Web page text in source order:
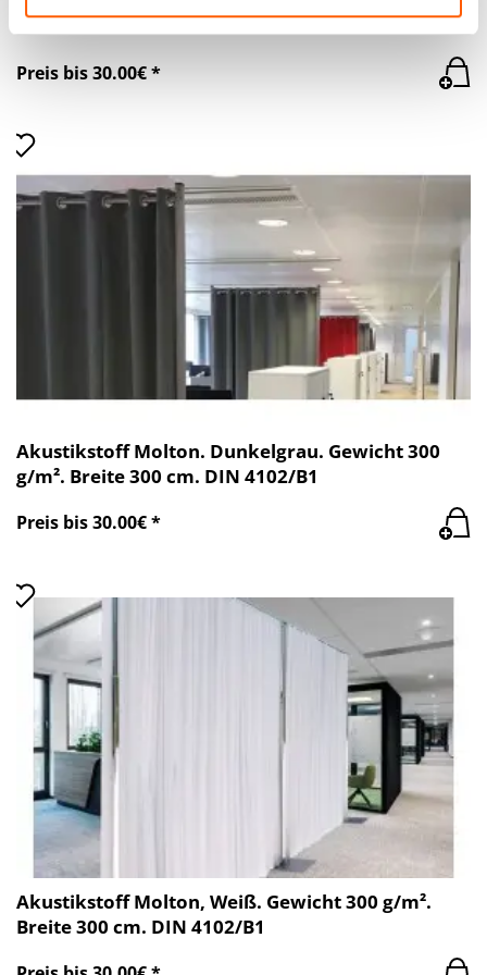
haben oder die sie im Rahmen Ihrer Nutzung der Dienste
gesammelt haben.
Breite 300 cm. DIN 4102/B1
Preis bis 30.00€ *
Akustikstoff Molton. Dunkelgrau. Gewicht 300
g/m². Breite 300 cm. DIN 4102/B1
Preis bis 30.00€ *
Akustikstoff Molton, Weiß. Gewicht 300 g/m².
Breite 300 cm. DIN 4102/B1